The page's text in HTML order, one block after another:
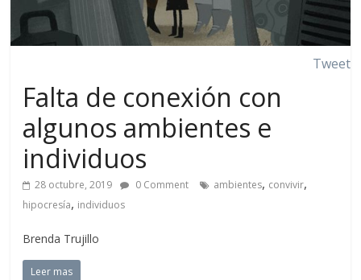
Tweet
Falta de conexión con
algunos ambientes e
individuos
28 octubre, 2019 0 Comment ambientes, convivir,
hipocresía, individuos
Brenda Trujillo
Leer mas